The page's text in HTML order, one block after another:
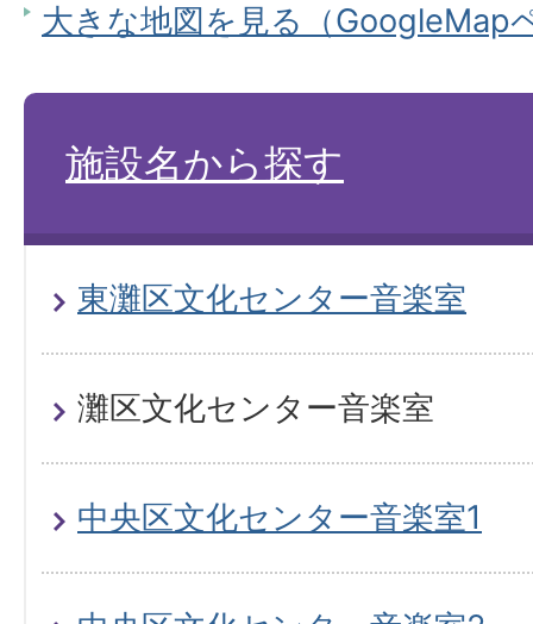
大きな地図を見る（GoogleMap
施設名から探す
東灘区文化センター音楽室
灘区文化センター音楽室
中央区文化センター音楽室1